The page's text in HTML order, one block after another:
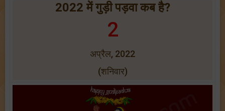
2022 में गुड़ी पड़वा कब है?
2
अप्रैल, 2022
(शनिवार)